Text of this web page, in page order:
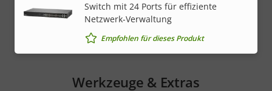
Switch mit 24 Ports für effiziente
Netzwerk-Verwaltung
Empfohlen für dieses Produkt
Werkzeuge & Extras